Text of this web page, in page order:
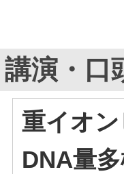
講演・口
重イオ
DNA量